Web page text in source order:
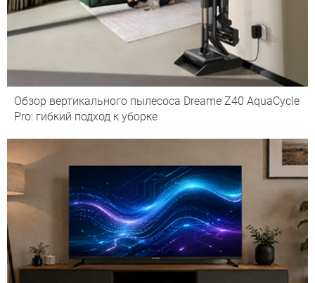
Обзор вертикального пылесоса Dreame Z40 AquaCycle
Pro: гибкий подход к уборке